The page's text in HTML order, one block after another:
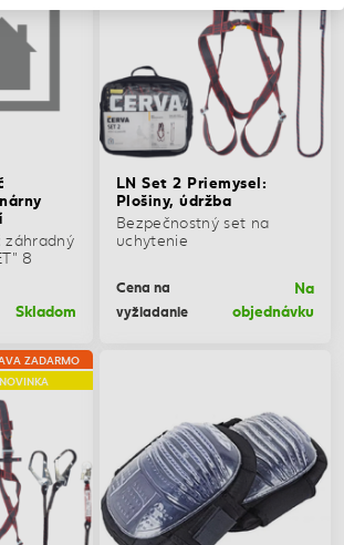
záhradný
8
Skladom
LN Set 2 Priemysel:
Plošiny, údržba
Bezpečnostný set na
uchytenie
Cena na
vyžiadanie
Na
objednávku
ZADARMO
NOVINKA